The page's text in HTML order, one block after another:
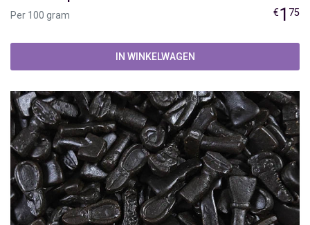
Per 100 gram €1 75
IN WINKELWAGEN